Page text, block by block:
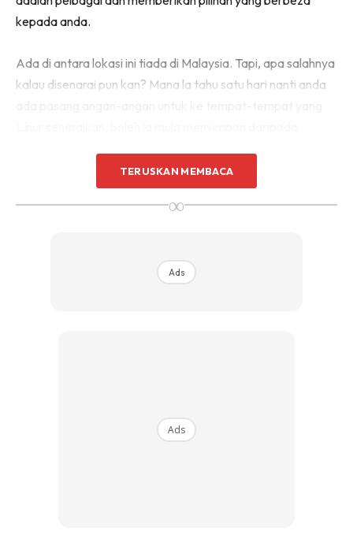
kepada anda.
Ada di antara lokasi ini tiada di Malaysia. Tapi, apa salahnya
kalau disenarai pun kan? Mana la tahu satu hari nanti anda
Menyelam menggunakan H2O Ninja
TERUSKAN MEMBACA
∞
Ads
Ads